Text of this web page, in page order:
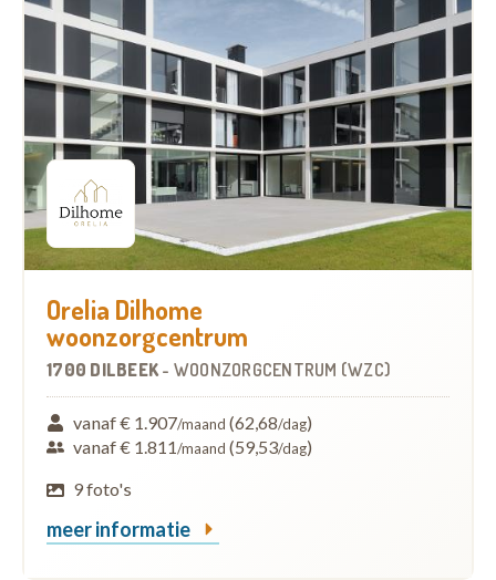
Orelia Dilhome
woonzorgcentrum
1700 DILBEEK- WOONZORGCENTRUM (WZC)
vanaf € 1.907/maand (62,68/dag)
vanaf € 1.811/maand (59,53/dag)
9 foto's
meer informatie